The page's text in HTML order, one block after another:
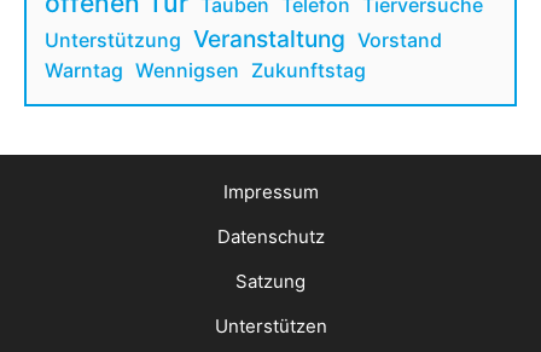
Unterstützung Veranstaltung Vorstand
Warntag Wennigsen Zukunftstag
Impressum
Datenschutz
Satzung
Unterstützen